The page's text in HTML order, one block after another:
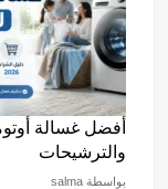
أفضل غسالة
والترشيحات
بواسطة salma